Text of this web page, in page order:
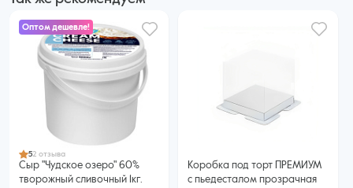
Оптом дешевле!
52 отзыва
Сыр "Чудское озеро" 60%
творожный сливочный 1кг.
635 ₽
599 ₽ за шт. при заказе от 6 шт.
Купить оптом
Коробка под торт ПРЕМИУМ
с пьедесталом прозрачная